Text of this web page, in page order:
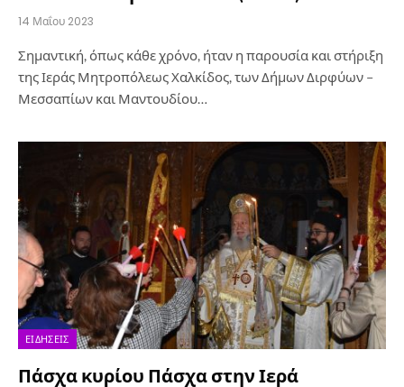
14 Μαΐου 2023
Σημαντική, όπως κάθε χρόνο, ήταν η παρουσία και στήριξη
της Ιεράς Μητροπόλεως Χαλκίδος, των Δήμων Διρφύων –
Μεσσαπίων και Μαντουδίου…
ΕΙΔΉΣΕΙΣ
Πάσχα κυρίου Πάσχα στην Ιερά